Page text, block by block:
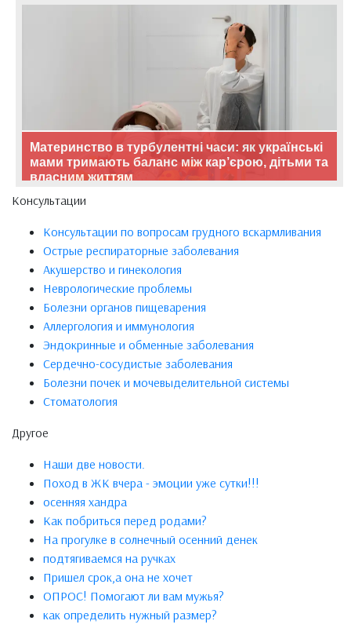
Материнство в турбулентні часи: як українські
мами тримають баланс між кар’єрою, дітьми та
власним життям
Консультации
Консультации по вопросам грудного вскармливания
Острые респираторные заболевания
Акушерство и гинекология
Неврологические проблемы
Болезни органов пищеварения
Аллергология и иммунология
Эндокринные и обменные заболевания
Сердечно-сосудистые заболевания
Болезни почек и мочевыделительной системы
Стоматология
Другое
Наши две новости.
Поход в ЖК вчера - эмоции уже сутки!!!
осенняя хандра
Как побриться перед родами?
На прогулке в солнечный осенний денек
подтягиваемся на ручках
Пришел срок,а она не хочет
ОПРОС! Помогают ли вам мужья?
как определить нужный размер?